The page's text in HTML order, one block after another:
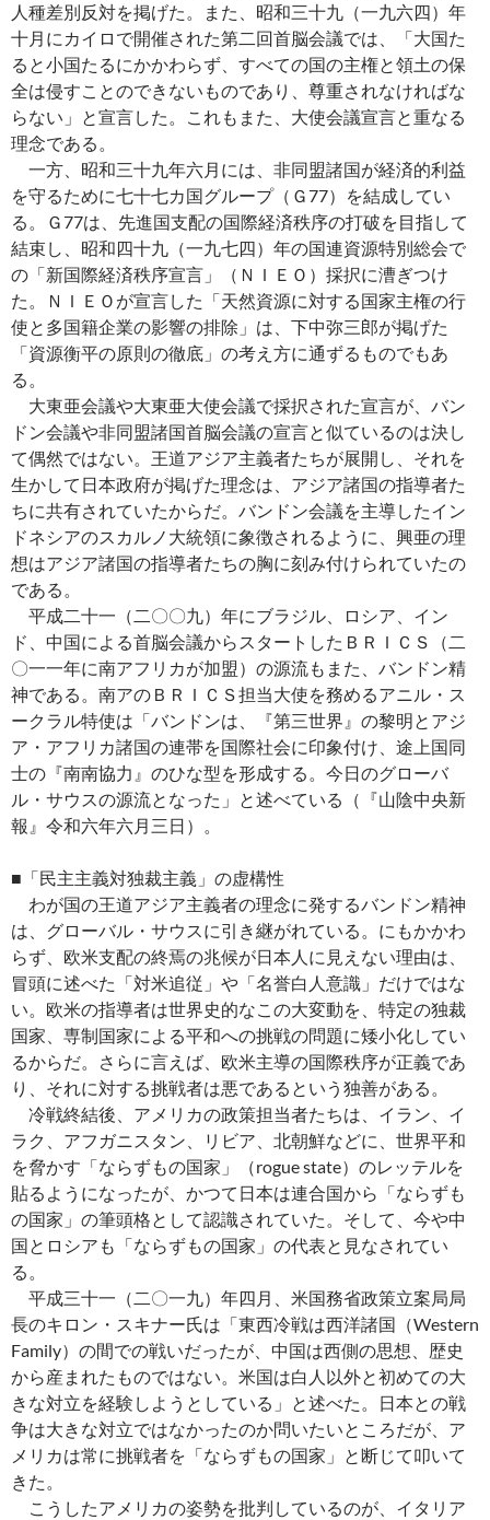
人種差別反対を掲げた。また、昭和三十九（一九六四）年
十月にカイロで開催された第二回首脳会議では、「大国た
ると小国たるにかかわらず、すべての国の主権と領土の保
全は侵すことのできないものであり、尊重されなければな
らない」と宣言した。これもまた、大使会議宣言と重なる
理念である。
一方、昭和三十九年六月には、非同盟諸国が経済的利益
を守るために七十七カ国グループ（Ｇ77）を結成してい
る。Ｇ77は、先進国支配の国際経済秩序の打破を目指して
結束し、昭和四十九（一九七四）年の国連資源特別総会で
の「新国際経済秩序宣言」（ＮＩＥＯ）採択に漕ぎつけ
た。ＮＩＥＯが宣言した「天然資源に対する国家主権の行
使と多国籍企業の影響の排除」は、下中弥三郎が掲げた
「資源衡平の原則の徹底」の考え方に通ずるものでもあ
る。
大東亜会議や大東亜大使会議で採択された宣言が、バン
ドン会議や非同盟諸国首脳会議の宣言と似ているのは決し
て偶然ではない。王道アジア主義者たちが展開し、それを
生かして日本政府が掲げた理念は、アジア諸国の指導者た
ちに共有されていたからだ。バンドン会議を主導したイン
ドネシアのスカルノ大統領に象徴されるように、興亜の理
想はアジア諸国の指導者たちの胸に刻み付けられていたの
である。
平成二十一（二〇〇九）年にブラジル、ロシア、イン
ド、中国による首脳会議からスタートしたＢＲＩＣＳ（二
〇一一年に南アフリカが加盟）の源流もまた、バンドン精
神である。南アのＢＲＩＣＳ担当大使を務めるアニル・ス
ークラル特使は「バンドンは、『第三世界』の黎明とアジ
ア・アフリカ諸国の連帯を国際社会に印象付け、途上国同
士の『南南協力』のひな型を形成する。今日のグローバ
ル・サウスの源流となった」と述べている（『山陰中央新
報』令和六年六月三日）。
■「民主主義対独裁主義」の虚構性
わが国の王道アジア主義者の理念に発するバンドン精神
は、グローバル・サウスに引き継がれている。にもかかわ
らず、欧米支配の終焉の兆候が日本人に見えない理由は、
冒頭に述べた「対米追従」や「名誉白人意識」だけではな
い。欧米の指導者は世界史的なこの大変動を、特定の独裁
国家、専制国家による平和への挑戦の問題に矮小化してい
るからだ。さらに言えば、欧米主導の国際秩序が正義であ
り、それに対する挑戦者は悪であるという独善がある。
冷戦終結後、アメリカの政策担当者たちは、イラン、イ
ラク、アフガニスタン、リビア、北朝鮮などに、世界平和
を脅かす「ならずもの国家」（rogue state）のレッテルを
貼るようになったが、かつて日本は連合国から「ならずも
の国家」の筆頭格として認識されていた。そして、今や中
国とロシアも「ならずもの国家」の代表と見なされてい
る。
平成三十一（二〇一九）年四月、米国務省政策立案局局
長のキロン・スキナー氏は「東西冷戦は西洋諸国（Western
Family）の間での戦いだったが、中国は西側の思想、歴史
から産まれたものではない。米国は白人以外と初めての大
きな対立を経験しようとしている」と述べた。日本との戦
争は大きな対立ではなかったのか問いたいところだが、ア
メリカは常に挑戦者を「ならずもの国家」と断じて叩いて
きた。
こうしたアメリカの姿勢を批判しているのが、イタリア